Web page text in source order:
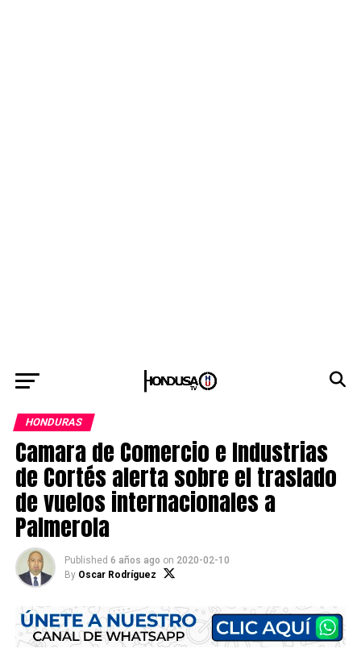
HONDURAS
Camara de Comercio e Industrias
de Cortés alerta sobre el traslado
de vuelos internacionales a
Palmerola
Published 6 años ago on 2020-02-10
By Oscar Rodríguez